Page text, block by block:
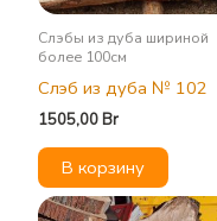
Слэбы из дуба шириной
более 100см
Слэб из дуба № 102
1505,00Br
В корзину